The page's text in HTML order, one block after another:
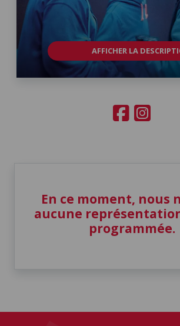
AFFICHER LA
En ce moment, nous
aucune
programmée.